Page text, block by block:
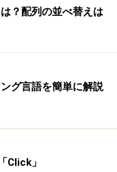
？配列の並べ替えは
グ言語を簡単に解説
Click」